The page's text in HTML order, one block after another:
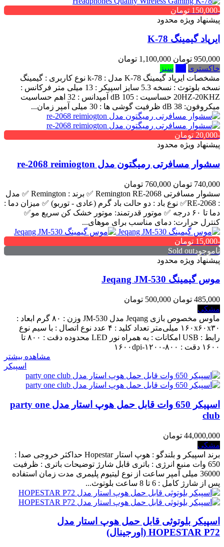
-150,000 تومان
پیشنهاد ویژه محدود
ایرپاد گیمینگ K-78
950,000 تومان
1,100,000 تومان
خاکستری
سبز
مشخصات ایرپاد گیمینگ K-78 مدل : k-78 نوع کاربری : گیمینگ
نسخه بلوتوث : نسخه 5.3 سایز اسپیکر : 13 میلی متر فرکانس :
20HZ-20KHZ حساسیت : 105 dB آمپدانس : 32 اهم حساسیت
میکروفون: 38 dB ظرفیت گوشی ها : 30 میلی آمپر زمان...
-20,000 تومان
پیشنهاد ویژه محدود
سشوار مسافرتی رمیگتون مدل re-2068 reimiogton
740,000 تومان
760,000 تومان
سشوار مسافرتی Remington RE-2068 ✅ برند : Remington ✅ مدل
: RE-2068✅ نوع باد : دو حالت باد گرم (عادی - توربو) ✅ میزان دما :
دما تا ۶۰ درجه ✅ موتور قدرتمند: موتور خشک کن سریع مو✅
کنترل حرارت: دمای مناسب برای موهای...
-15,000 تومان
ناموجودSold out
پیشنهاد ویژه محدود
موس گیمینگ Jeqang JM-530
485,000 تومان
500,000 تومان
مشکی
ماوس مخصوص بازی Jeqang مدل JM-530 وزن : ۸۰ گرم ابعاد :
۱۶۰x۶۰x۳۰ میلی‌متر تعداد کلید : ۴ عدد نوع اتصال : با سیم نوع
رابط : USB امکانات : به همراه نور LED محدوده دقت : ۸۰۰ تا
۱۶۰۰ دقت : ۸۰۰-۱۲۰۰-۱۶۰۰dpi
مشاهده بیشتر
اسپیکر
اسپیکر 650 وات قابل حمل هوپ استار مدل party one
club
44,000,000 تومان
مشکی
برند اسپیکر و بلندگو : هوپ استار Hopestar حداکثر خروجی صدا :
650 وات منبع انرژی : باتری قابل شارژ توضیحات باتری : ظرفیت
36000 میلی آمپر ساعت از نوع لیتیوم پلیمری مدت زمان استفاده
پس از شارژ کامل : 6 تا 8 ساعت بلوتوث...
اسپیکر بلوتوثی قابل حمل هوپ استار مدل
HOPESTAR P72 (اورجینال)